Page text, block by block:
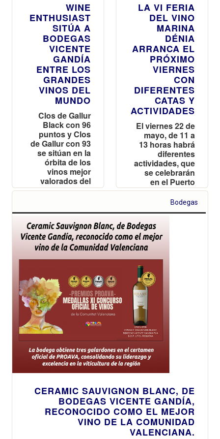
WINE
ENTHUSIAST
SITÚA A
BODEGAS
VICENTE
GANDÍA
ENTRE LOS
GRANDES
VINOS DEL
MUNDO
Clos de Gallur
Black con 96
puntos y Clos
de Gallur con 93
se sitúan en la
órbita de los
vinos mejor
valorados del
planeta
LA VI FERIA
DEL VINO
MARINA
DÉNIA
ARRANCA EL
PRÓXIMO
VIERNES
CON
DIFERENTES
CATAS Y
ACTIVIDADES
El viernes 22 de
mayo, de 11 a
13 horas habrá
diferentes
actividades, que
se celebrarán
en el Puerto
Deportivo y
Turístico Marina
Dénia
Bodegas
CERAMIC SAUVIGNON BLANC, DE
BODEGAS VICENTE GANDÍA,
RECONOCIDO COMO EL MEJOR
VINO DE LA COMUNIDAD
VALENCIANA.